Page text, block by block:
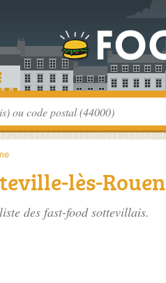
lès-Rouen
des fast-food sottevillais.